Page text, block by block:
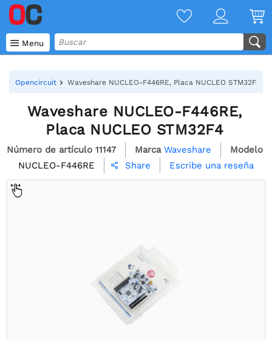
 Menu
Opencircuit Waveshare NUCLEO-F446RE, Placa NUCLEO STM32F4
Waveshare NUCLEO-F446RE,
Placa NUCLEO STM32F4
Número de artículo 11147 Marca Waveshare
Modelo
NUCLEO-F446RE
 Share Escribe una reseña